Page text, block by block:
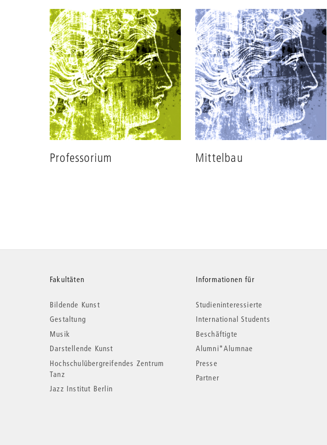
Professorium Mittelbau
Weitere
Informationen
Fakultäten
Bildende Kunst
Gestaltung
Musik
Darstellende Kunst
Hochschulübergreifendes Zentrum
Tanz
Jazz Institut Berlin
Informationen für
Studieninteressierte
International Students
Beschäftigte
Alumni*Alumnae
Presse
Partner